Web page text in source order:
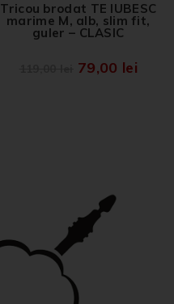
Tricou brodat TE IUBESC
marime M, alb, slim fit,
guler – CLASIC
79,00 lei